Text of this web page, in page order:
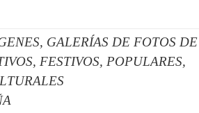
GALERÍAS DE FOTOS DE
FESTIVOS, POPULARES,